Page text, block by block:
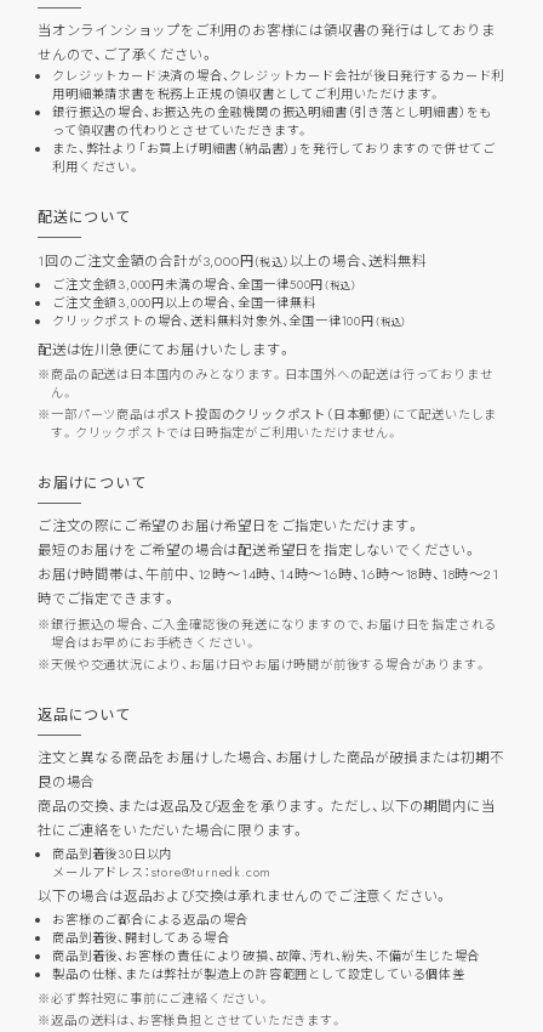
当オンラインショップをご利用のお客様には領収書の発行はしておりま
せんので、ご了承ください。
クレジットカード決済の場合、クレジットカード会社が後日発行するカード利
用明細兼請求書を税務上正規の領収書としてご利用いただけます。
銀行振込の場合、お振込先の金融機関の振込明細書（引き落とし明細書）をも
って領収書の代わりとさせていただきます。
また、弊社より「お買上げ明細書（納品書）」を発行しておりますので併せてご
利用ください。
配送について
1回のご注文金額の合計が3,000円（税込）以上の場合、送料無料
ご注文金額3,000円未満の場合、全国一律500円（税込）
ご注文金額3,000円以上の場合、全国一律無料
クリックポストの場合、送料無料対象外、全国一律100円（税込）
配送は佐川急便にてお届けいたします。
商品の配送は日本国内のみとなります。日本国外への配送は行っておりませ
ん。
一部パーツ商品はポスト投函のクリックポスト（日本郵便） にて配送いたしま
す。クリックポストでは日時指定がご利用いただけません。
お届けについて
ご注文の際にご希望のお届け希望日をご指定いただけます。
最短のお届けをご希望の場合は配送希望日を指定しないでください。
お届け時間帯は、午前中、12時～14時、14時～16時、16時～18時、18時～21
時でご指定できます。
銀行振込の場合、ご入金確認後の発送になりますので、お届け日を指定される
場合はお早めにお手続きください。
天候や交通状況により、お届け日やお届け時間が前後する場合があります。
返品について
注文と異なる商品をお届けした場合、お届けした商品が破損または初期不
良の場合
商品の交換、または返品及び返金を承ります。ただし、以下の期間内に当
社にご連絡をいただいた場合に限ります。
商品到着後30日以内
メールアドレス：store@turnedk.com
以下の場合は返品および交換は承れませんのでご注意ください。
お客様のご都合による返品の場合
商品到着後、開封してある場合
商品到着後、お客様の責任により破損、故障、汚れ、紛失、不備が生じた場合
製品の仕様、または弊社が製造上の許容範囲として設定している個体差
必ず弊社宛に事前にご連絡ください。
返品の送料は、お客様負担とさせていただきます。